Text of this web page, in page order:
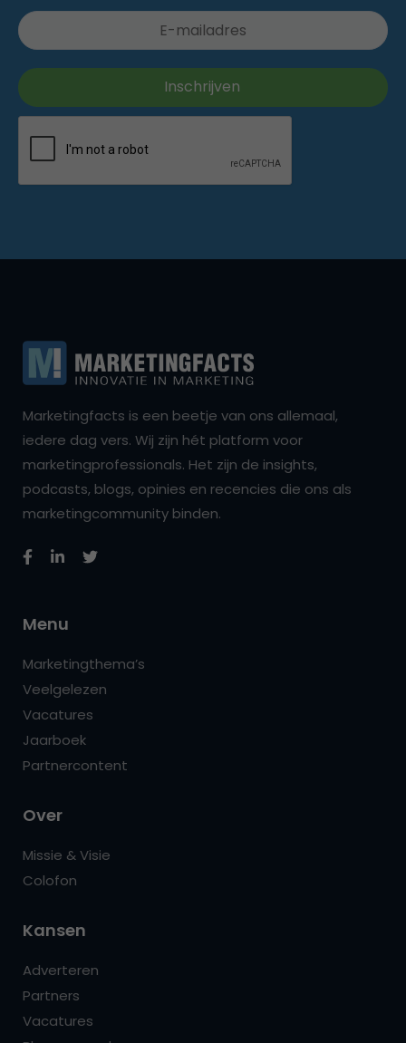
Marketingfacts is een beetje van ons allemaal,
iedere dag vers. Wij zijn hét platform voor
marketingprofessionals. Het zijn de insights,
podcasts, blogs, opinies en recencies die ons als
marketingcommunity binden.
Menu
Marketingthema’s
Veelgelezen
Vacatures
Jaarboek
Partnercontent
Over
Missie & Visie
Colofon
Kansen
Adverteren
Partners
Vacatures